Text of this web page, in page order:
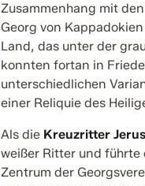
Zusammenhang mit
Georg von
Land, das unter der
konnten fortan in
unterschiedlichen
einer Reliquie des
Als die Kreuzritter
weißer Ritter und führte
Zentrum der